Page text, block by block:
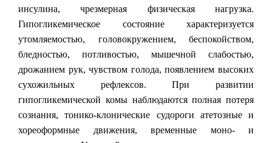
инсулина, чрезмерная физическая нагрузка.
Гипогликемическое состояние характеризуется
утомляемостью, головокружением, беспокойством,
бледностью, потливостью, мышечной слабостью,
дрожанием рук, чувством голода, появлением высоких
сухожильных рефлексов. При развитии
гипогликемической комы наблюдаются полная потеря
сознания, тонико-клонические судороги атетозные и
хореоформные движения, временные моно- и